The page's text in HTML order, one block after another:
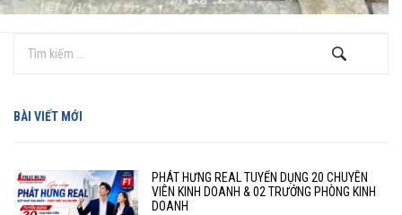
BÀI VIẾT MỚI
PHÁT HƯNG REAL TUYỂN DỤNG 20 CHUYÊN
VIÊN KINH DOANH & 02 TRƯỞNG PHÒNG KINH
DOANH